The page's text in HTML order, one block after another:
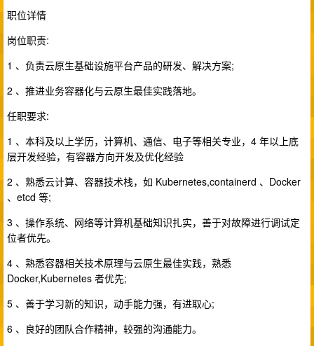
职位详情
岗位职责:
1 、负责云原生基础设施平台产品的研发、解决方案;
2 、推进业务容器化与云原生最佳实践落地。
任职要求:
1 、本科及以上学历，计算机、通信、电子等相关专业，4 年以上底
层开发经验，有容器方向开发及优化经验
2 、熟悉云计算、容器技术栈，如 Kubernetes,containerd 、Docker
、etcd 等;
3 、操作系统、网络等计算机基础知识扎实，善于对故障进行调试定
位者优先。
4 、熟悉容器相关技术原理与云原生最佳实践，熟悉
Docker,Kubernetes 者优先;
5 、善于学习新的知识，动手能力强，有进取心;
6 、良好的团队合作精神，较强的沟通能力。